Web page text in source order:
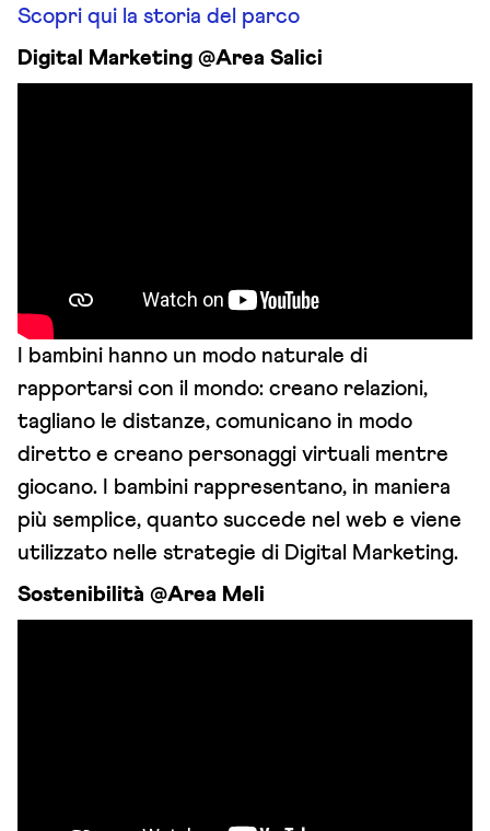
Scopri qui la storia del parco
Digital Marketing @Area Salici
I bambini hanno un modo naturale di
rapportarsi con il mondo: creano relazioni,
tagliano le distanze, comunicano in modo
diretto e creano personaggi virtuali mentre
giocano. I bambini rappresentano, in maniera
più semplice, quanto succede nel web e viene
utilizzato nelle strategie di Digital Marketing.
Sostenibilità @Area Meli